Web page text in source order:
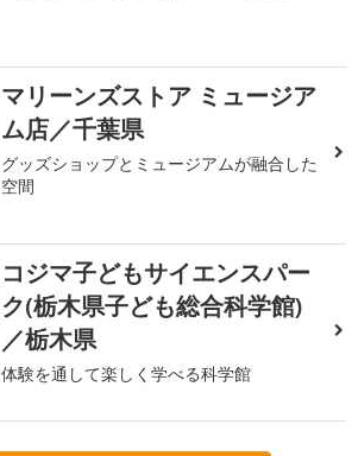
マリーンズストア ミュージア
ム店／千葉県
グッズショップとミュージアムが融合した
空間
コジマ子どもサイエンスパー
ク(栃木県子ども総合科学館)
／栃木県
体験を通して楽しく学べる科学館